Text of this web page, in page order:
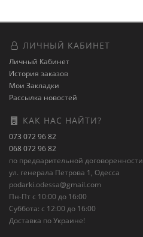
ЛИЧНЫЙ КАБИНЕТ
Личный Кабинет
История заказов
Мои Закладки
Рассылка новостей
КАК НАС НАЙТИ?
073 072 96 82
068 072 96 82
по предварительной договоренности
ул. генерала Петрова 1, Одесса
podarki.odessa@gmail.com
Пн-Пт с 10:00 до 16:00
Суббота: с 12:00 до 16:00
Доставка по Украине!